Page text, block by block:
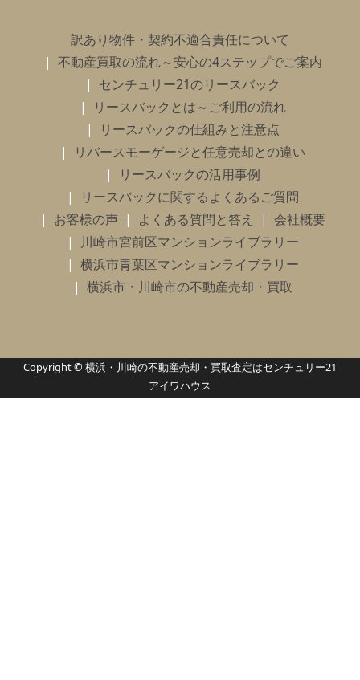
訳あり物件・契約不適合責任について
不動産買取の流れ～安心の4ステップでご案内
センチュリー21のリースバック
リースバックとは～ご利用の流れ
リースバックの仕組みと注意点
リバースモーゲージと任意売却との違い
リースバックの活用事例
リースバックに関するよくあるご質問
お客様の声
よくある質問と答え
会社概要
川崎市宮前区マンションライブラリー
横浜市青葉区マンションライブラリー
Copyright © 横浜・川崎の不動産売却・買取査定はセンチュリー21